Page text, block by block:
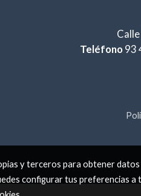
Teléfono93
y terceros para obtener
configurar tus preferencias